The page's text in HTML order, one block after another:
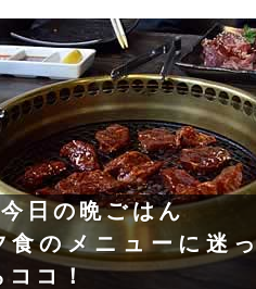
日の晩ごはん
食のメニューに迷
ココ！